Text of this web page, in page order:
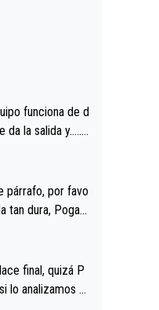
funciona de d
da la salida y…..v
momentos t
párrafo, por favo
tan dura, Pogac
la forma
final, quizá P
lo analizamos P